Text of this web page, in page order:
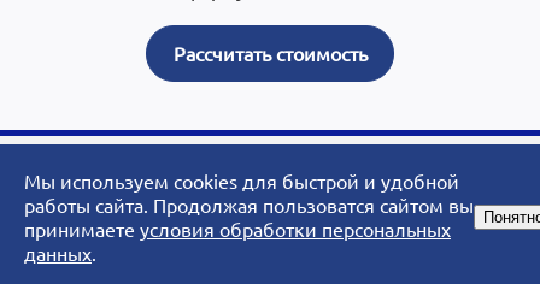
Рассчитать стоимость
© 2007 - 2026 ArtoPrint.RU|«АртоПринт» - типография, рекламное
агентство, студия дизайна.
Мы используем cookies для быстрой и удобной
работы сайта. Продолжая пользоватся сайтом вы
принимаете условия обработки персональных
данных.